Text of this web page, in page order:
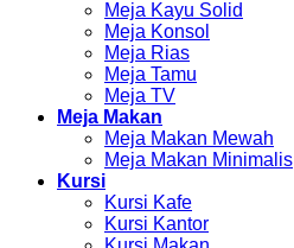
Meja Kayu Solid
Meja Konsol
Meja Rias
Meja Tamu
Meja TV
Meja Makan
Meja Makan Mewah
Meja Makan Minimalis
Kursi
Kursi Kafe
Kursi Kantor